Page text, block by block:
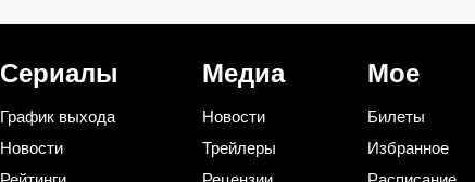
Сериалы
График выхода
Новости
Медиа
Новости
Трейлеры
Мое
Билеты
Избранное